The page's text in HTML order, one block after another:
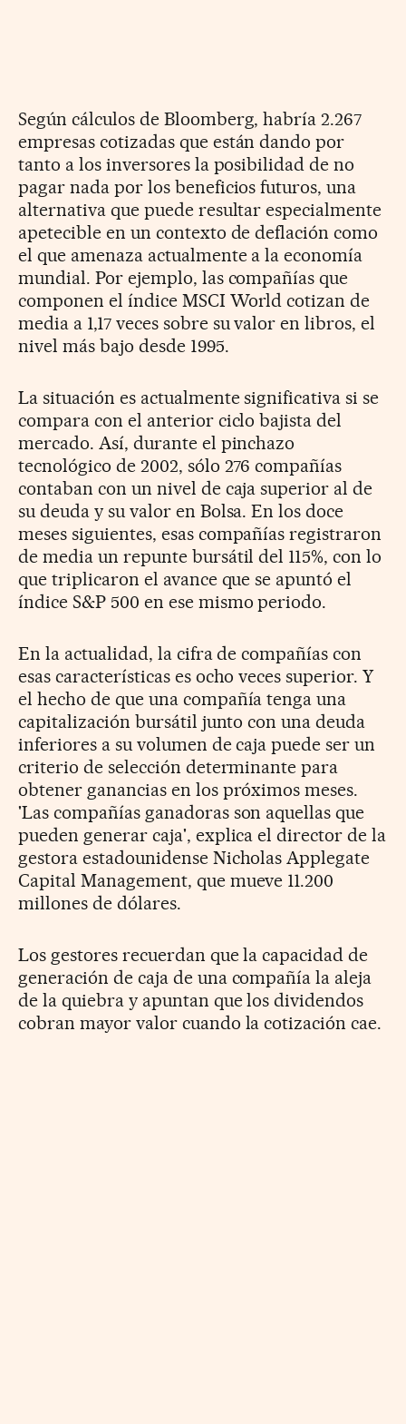
Según cálculos de Bloomberg, habría 2.267
empresas cotizadas que están dando por
tanto a los inversores la posibilidad de no
pagar nada por los beneficios futuros, una
alternativa que puede resultar especialmente
apetecible en un contexto de deflación como
el que amenaza actualmente a la economía
mundial. Por ejemplo, las compañías que
componen el índice MSCI World cotizan de
media a 1,17 veces sobre su valor en libros, el
nivel más bajo desde 1995.
La situación es actualmente significativa si se
compara con el anterior ciclo bajista del
mercado. Así, durante el pinchazo
tecnológico de 2002, sólo 276 compañías
contaban con un nivel de caja superior al de
su deuda y su valor en Bolsa. En los doce
meses siguientes, esas compañías registraron
de media un repunte bursátil del 115%, con lo
que triplicaron el avance que se apuntó el
índice S&P 500 en ese mismo periodo.
En la actualidad, la cifra de compañías con
esas características es ocho veces superior. Y
el hecho de que una compañía tenga una
capitalización bursátil junto con una deuda
inferiores a su volumen de caja puede ser un
criterio de selección determinante para
obtener ganancias en los próximos meses.
'Las compañías ganadoras son aquellas que
pueden generar caja', explica el director de la
gestora estadounidense Nicholas Applegate
Capital Management, que mueve 11.200
millones de dólares.
Los gestores recuerdan que la capacidad de
generación de caja de una compañía la aleja
de la quiebra y apuntan que los dividendos
cobran mayor valor cuando la cotización cae.